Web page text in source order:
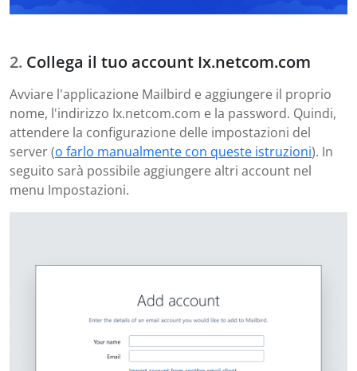
Collega il tuo account Ix.netcom.com
Avviare l'applicazione Mailbird e aggiungere il proprio
nome, l'indirizzo Ix.netcom.com e la password. Quindi,
attendere la configurazione delle impostazioni del
server (o farlo manualmente con queste istruzioni). In
seguito sarà possibile aggiungere altri account nel
menu Impostazioni.